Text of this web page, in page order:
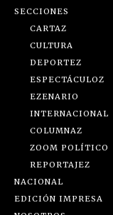
SECCIONES
CARTAZ
CULTURA
DEPORTEZ
ESPECTÁCULOZ
EZENARIO
INTERNACIONAL
COLUMNAZ
ZOOM POLÍTICO
REPORTAJEZ
NACIONAL
EDICIÓN IMPRESA